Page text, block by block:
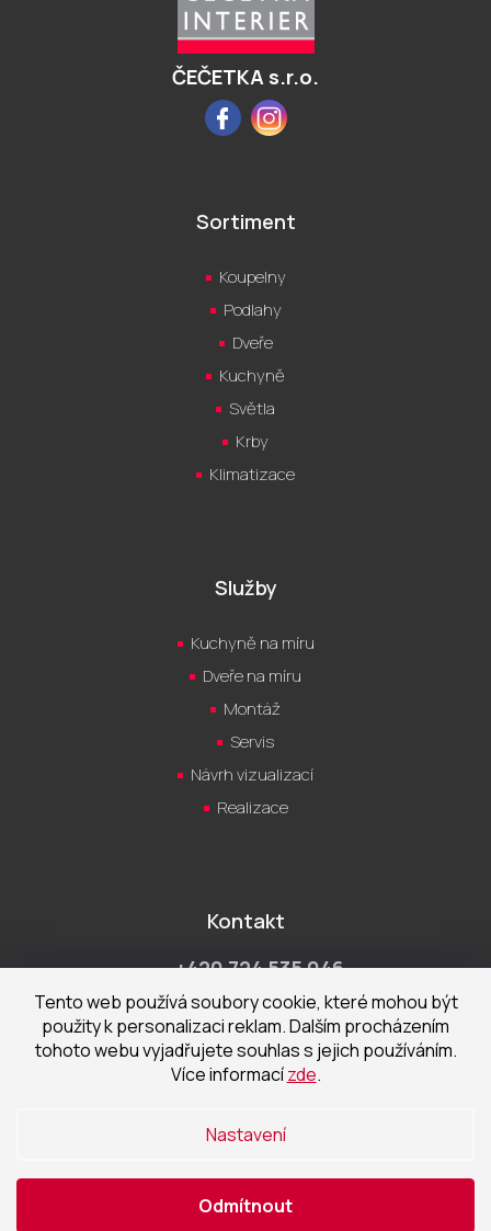
Tento web používá soubory cookie, které mohou být
použity k personalizaci reklam. Dalším procházením
tohoto webu vyjadřujete souhlas s jejich používáním.
Více informacízde.
Nastavení
Odmítnout
ČEČETKA s.r.o.
FacebookInstagram
Sortiment
Koupelny
Podlahy
Dveře
Kuchyně
Světla
Krby
Klimatizace
Služby
Kuchyně na míru
Dveře na míru
Montáž
Servis
Návrh vizualizací
Realizace
Kontakt
+420 724 535 046
Po-Pá 9:00 - 18:00 hod
obchod@cecetka.cz
370 01 České Budějovice